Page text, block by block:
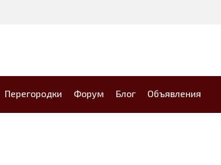
Перегородки Форум Блог Объявления